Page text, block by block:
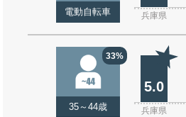
電動自転車 兵庫県
33%
35～44歳
5.0
兵庫県